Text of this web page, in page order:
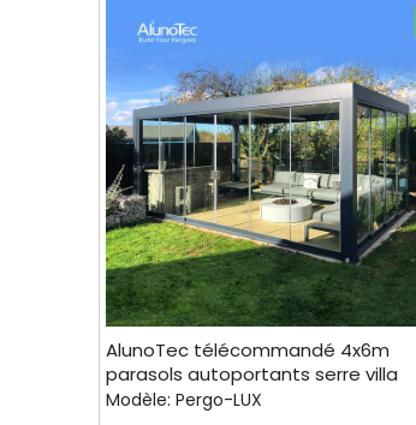
AlunoTec télécommandé 4x6m
parasols autoportants serre villa
pergola à vendre
Modèle: Pergo-LUX